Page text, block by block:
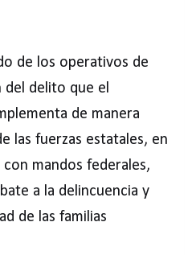
de los operativos de
del delito que el
de manera
las fuerzas estatales, en
mandos federales,
a la delincuencia y
de las familias